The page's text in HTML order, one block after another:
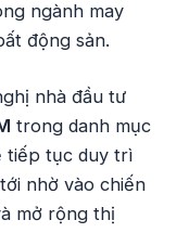
ngành may
động sản.
nhà đầu tư
trong danh mục
tiếp tục duy trì
nhờ vào chiến
mở rộng thị